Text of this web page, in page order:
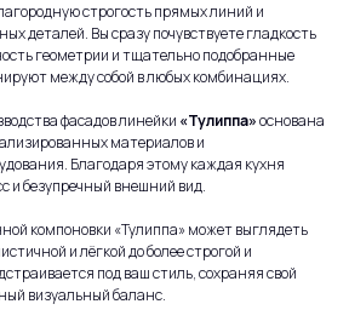
строгость прямых линий и
деталей. Вы сразу почувствуете гладкость
геометрии и тщательно подобранные
между собой в любых комбинациях.
фасадов линейки «Тулиппа»основана
материалов и
Благодаря этому каждая кухня
и безупречный внешний вид.
компоновки «Тулиппа» может выглядеть
и лёгкой до более строгой и
под ваш стиль, сохраняя свой
визуальный баланс.